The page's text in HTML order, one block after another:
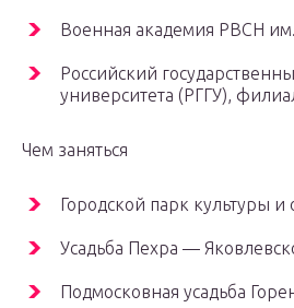
Военная академия РВСН
Российский
университета (РГГУ),
Чем заняться
Городской парк культуры и
Усадьба Пехра —
Подмосковная усадьба